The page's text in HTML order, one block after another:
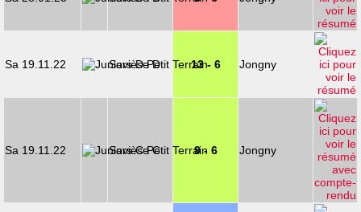
Sa 19.11.22 Savièse D 13 - 6 Jongny
Sa 19.11.22 Savièse C 9 - 6 Jongny